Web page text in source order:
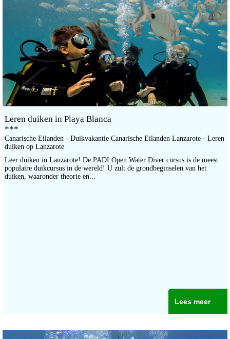
Leren duiken in Playa Blanca
***
Canarische Eilanden - Duikvakantie Canarische Eilanden Lanzarote - Leren
duiken op Lanzarote
Leer duiken in Lanzarote! De PADI Open Water Diver cursus is de meest
populaire duikcursus in de wereld! U zult de grondbeginselen van het
duiken, waaronder theorie en...
Lees meer